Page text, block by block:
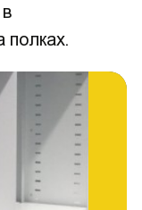
в
полках.